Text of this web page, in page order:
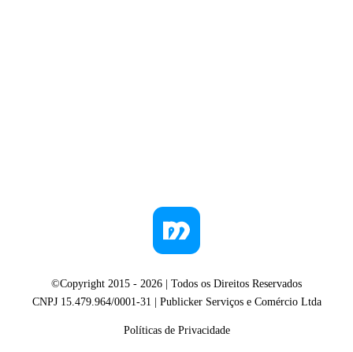
©Copyright 2015 - 2026 | Todos os Direitos Reservados
CNPJ 15.479.964/0001-31 | Publicker Serviços e Comércio Ltda
Políticas de Privacidade